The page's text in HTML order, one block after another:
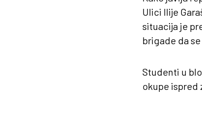
Ulici Ilije
situacija je
brigade da
Studenti u
okupe ispred